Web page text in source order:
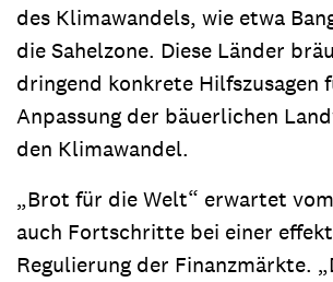
des Klimawandels, wie etwa
die Sahelzone. Diese Länder
dringend konkrete Hilfszusagen
Anpassung der bäuerlichen
den Klimawandel.
„Brot für die Welt“ erwartet
auch Fortschritte bei einer
Regulierung der Finanzmärkte.